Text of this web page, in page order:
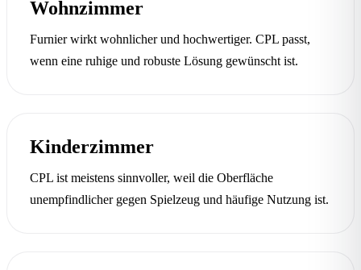
Wohnzimmer
Furnier wirkt wohnlicher und hochwertiger. CPL passt,
wenn eine ruhige und robuste Lösung gewünscht ist.
Kinderzimmer
CPL ist meistens sinnvoller, weil die Oberfläche
unempfindlicher gegen Spielzeug und häufige Nutzung ist.